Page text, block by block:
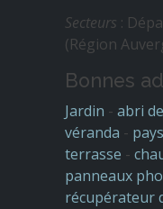
Secteurs :
(Région
Bonnes
Jardin - abri
véranda -
terrasse -
panneaux
récupérateur